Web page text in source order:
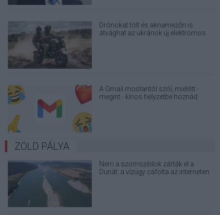
Drónokat tölt és aknamezőn is
átvághat az ukránok új elektromos
A Gmail mostantól szól, mielőtt -
megint - kínos helyzetbe hoznád
ZÖLD PÁLYA
Nem a szomszédok zárták el a
Dunát: a vízügy cáfolta az interneten